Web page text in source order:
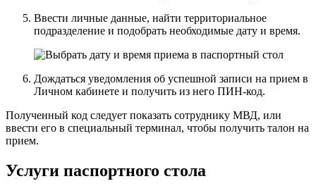
Ввести личные данные, найти территориальное
подразделение и подобрать необходимые дату и время.
Дождаться уведомления об успешной записи на прием в
Личном кабинете и получить из него ПИН-код.
Полученный код следует показать сотруднику МВД, или
ввести его в специальный терминал, чтобы получить талон на
прием.
Услуги паспортного стола